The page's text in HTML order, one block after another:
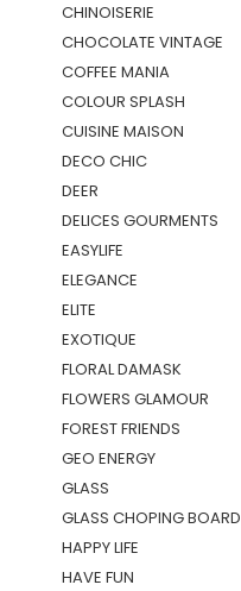
CHINOISERIE
CHOCOLATE VINTAGE
COFFEE MANIA
COLOUR SPLASH
CUISINE MAISON
DECO CHIC
DEER
DELICES GOURMENTS
EASYLIFE
ELEGANCE
ELITE
EXOTIQUE
FLORAL DAMASK
FLOWERS GLAMOUR
FOREST FRIENDS
GEO ENERGY
GLASS
GLASS CHOPING BOARD
HAPPY LIFE
HAVE FUN